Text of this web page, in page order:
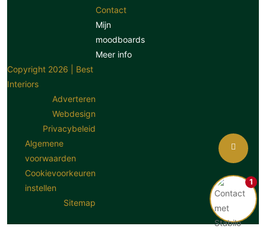
1
Contact
Mijn
moodboards
Meer info
Copyright 2026 | Best
Interiors
Adverteren
Webdesign
Privacybeleid
Algemene
voorwaarden
Cookievoorkeuren
instellen
Sitemap